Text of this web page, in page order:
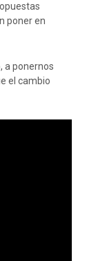
poner en
a ponernos
el cambio